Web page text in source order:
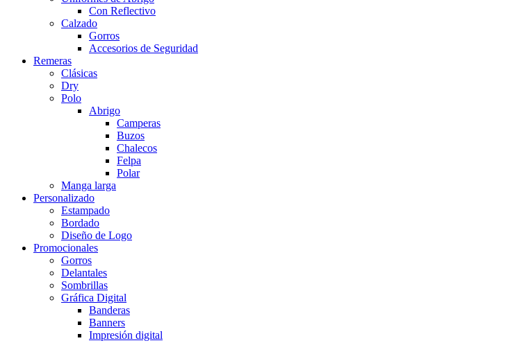
Con Reflectivo
Calzado
Gorros
Accesorios de Seguridad
Remeras
Clásicas
Dry
Polo
Abrigo
Camperas
Buzos
Chalecos
Felpa
Polar
Manga larga
Personalizado
Estampado
Bordado
Diseño de Logo
Promocionales
Gorros
Delantales
Sombrillas
Gráfica Digital
Banderas
Banners
Impresión digital